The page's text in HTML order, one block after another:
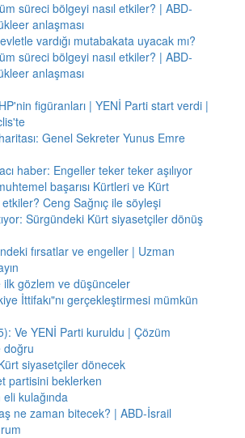
süreci bölgeyi nasıl etkiler? | ABD-
anlaşması
vardığı mutabakata uyacak mı?
süreci bölgeyi nasıl etkiler? | ABD-
anlaşması
figüranları | YENİ Parti start verdi |
Genel Sekreter Yunus Emre
haber: Engeller teker teker aşılıyor
başarısı Kürtleri ve Kürt
Ceng Sağnıç ile söyleşi
Sürgündeki Kürt siyasetçiler dönüş
fırsatlar ve engeller | Uzman
gözlem ve düşünceler
İttifakı"nı gerçekleştirmesi mümkün
Ve YENİ Parti kuruldu | Çözüm
doğru
siyasetçiler dönecek
partisini beklerken
kulağında
ne zaman bitecek? | ABD-İsrail